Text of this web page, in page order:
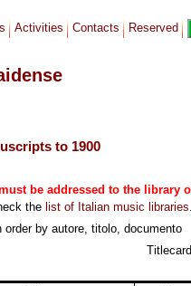
Activities Contacts Reserved
to 1900
be addressed to the library
the list of Italian music libraries.
by autore, titolo, documento